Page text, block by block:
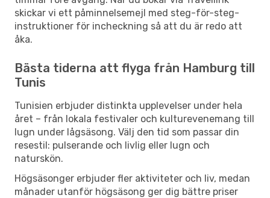
skickar vi ett påminnelsemejl med steg-för-steg-
instruktioner för incheckning så att du är redo att
åka.
Bästa tiderna att flyga från Hamburg till
Tunis
Tunisien erbjuder distinkta upplevelser under hela
året – från lokala festivaler och kulturevenemang till
lugn under lågsäsong. Välj den tid som passar din
resestil: pulserande och livlig eller lugn och
naturskön.
Högsäsonger erbjuder fler aktiviteter och liv, medan
månader utanför högsäsong ger dig bättre priser